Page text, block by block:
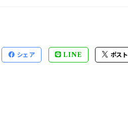
シェア LINE ポスト